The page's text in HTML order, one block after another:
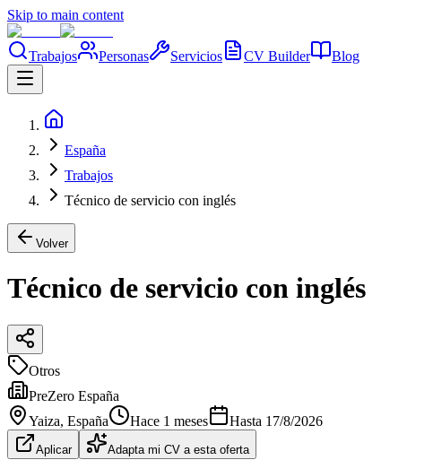
Skip to main content
Trabajos Personas Servicios CV Builder Blog
España
Trabajos
Técnico de servicio con inglés
Volver
Técnico de servicio con inglés
Otros
PreZero España
Yaiza, España Hace 1 meses Hasta 17/8/2026
Aplicar Adapta mi CV a esta oferta